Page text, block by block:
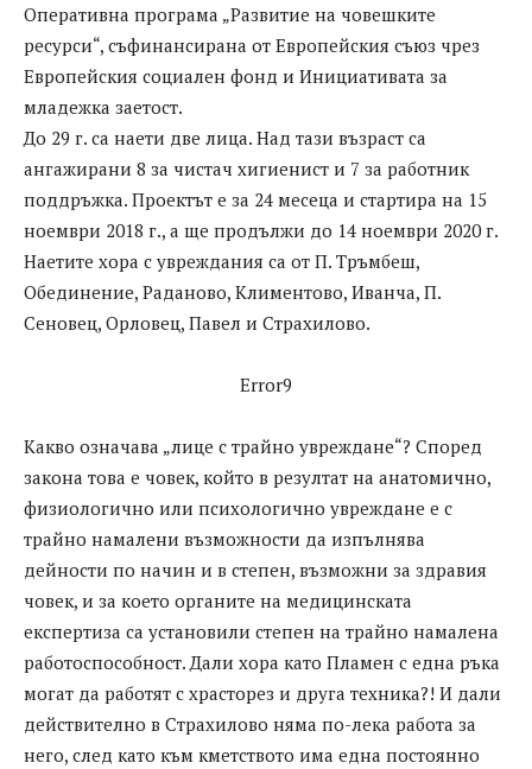
Оперативна програма „Развитие на човешките
ресурси“, съфинансирана от Европейския съюз чрез
Европейския социален фонд и Инициативата за
младежка заетост.
До 29 г. са наети две лица. Над тази възраст са
ангажирани 8 за чистач хигиенист и 7 за работник
поддръжка. Проектът е за 24 месеца и стартира на 15
ноември 2018 г., а ще продължи до 14 ноември 2020 г.
Наетите хора с увреждания са от П. Тръмбеш,
Обединение, Раданово, Климентово, Иванча, П.
Сеновец, Орловец, Павел и Страхилово.
Error9
Какво означава „лице с трайно увреждане“? Според
закона това е човек, който в резултат на анатомично,
физиологично или психологично увреждане е с
трайно намалени възможности да изпълнява
дейности по начин и в степен, възможни за здравия
човек, и за което органите на медицинската
експертиза са установили степен на трайно намалена
работоспособност. Дали хора като Пламен с една ръка
могат да работят с храсторез и друга техника?! И дали
действително в Страхилово няма по-лека работа за
него, след като към кметството има една постоянно